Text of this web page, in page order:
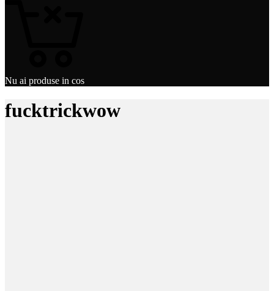
Nu ai produse in cos
fucktrickwow